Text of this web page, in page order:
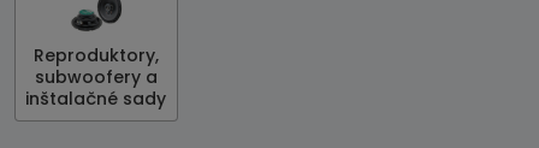
Reproduktory,
subwoofery a
inštalačné sady